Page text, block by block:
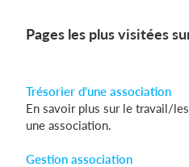
Pages les plus visitées
Trésorier d'une association
En savoir plus sur le travail/
une association.
Gestion association